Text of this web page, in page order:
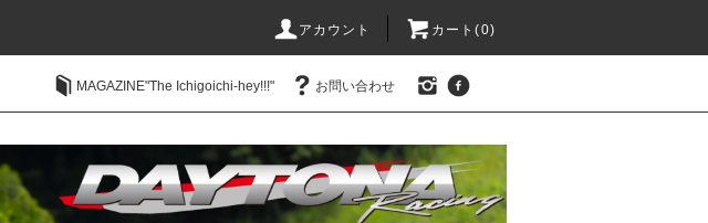
アカウント カート(0)
MAGAZINE"The Ichigoichi-hey!!!" お問い合わせ